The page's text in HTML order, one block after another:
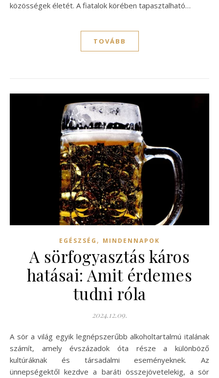
közösségek életét. A fiatalok körében tapasztalható…
TOVÁBB
EGÉSZSÉG , MINDENNAPOK
A sörfogyasztás káros
hatásai: Amit érdemes
tudni róla
2024.12.09.
A sör a világ egyik legnépszerűbb alkoholtartalmú italának
számít, amely évszázadok óta része a különböző
kultúráknak és társadalmi eseményeknek. Az
ünnepségektől kezdve a baráti összejövetelekig, a sör